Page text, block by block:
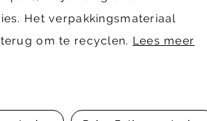
Het verpakkingsmateriaal
om te recyclen. Lees meer